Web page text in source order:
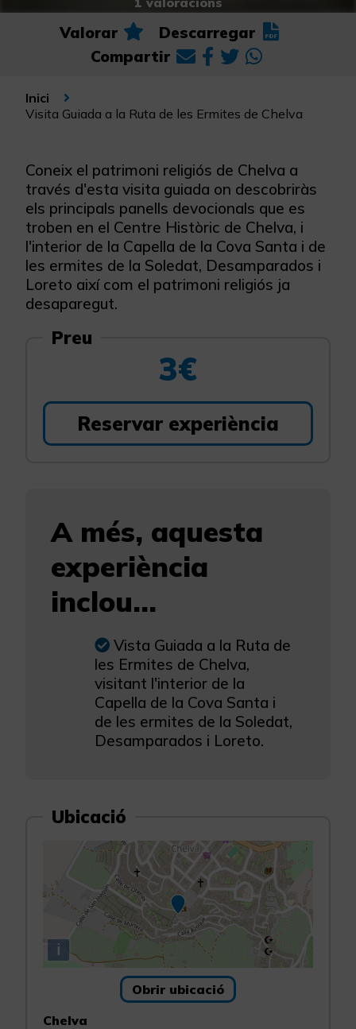
Valorar
Descarregar
Compartir
Inici
Visita Guiada a la Ruta de les Ermites de Chelva
Coneix el patrimoni religiós de Chelva a
través d'esta visita guiada on descobriràs
els principals panells devocionals que es
troben en el Centre Històric de Chelva, i
l'interior de la Capella de la Cova Santa i de
les ermites de la Soledat, Desamparados i
Loreto així com el patrimoni religiós ja
desaparegut.
Preu
3€
Reservar experiència
A més, aquesta
experiència
inclou...
Vista Guiada a la Ruta de
les Ermites de Chelva,
visitant l'interior de la
Capella de la Cova Santa i
de les ermites de la Soledat,
Desamparados i Loreto.
Ubicació
i
Obrir ubicació
Chelva